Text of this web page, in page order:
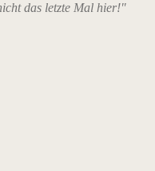
das letzte Mal hier!"